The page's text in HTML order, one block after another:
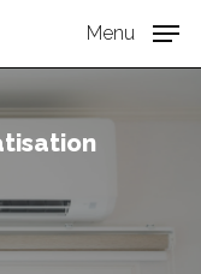
Menu
Close